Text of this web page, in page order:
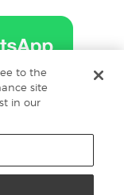
to the
site
in our